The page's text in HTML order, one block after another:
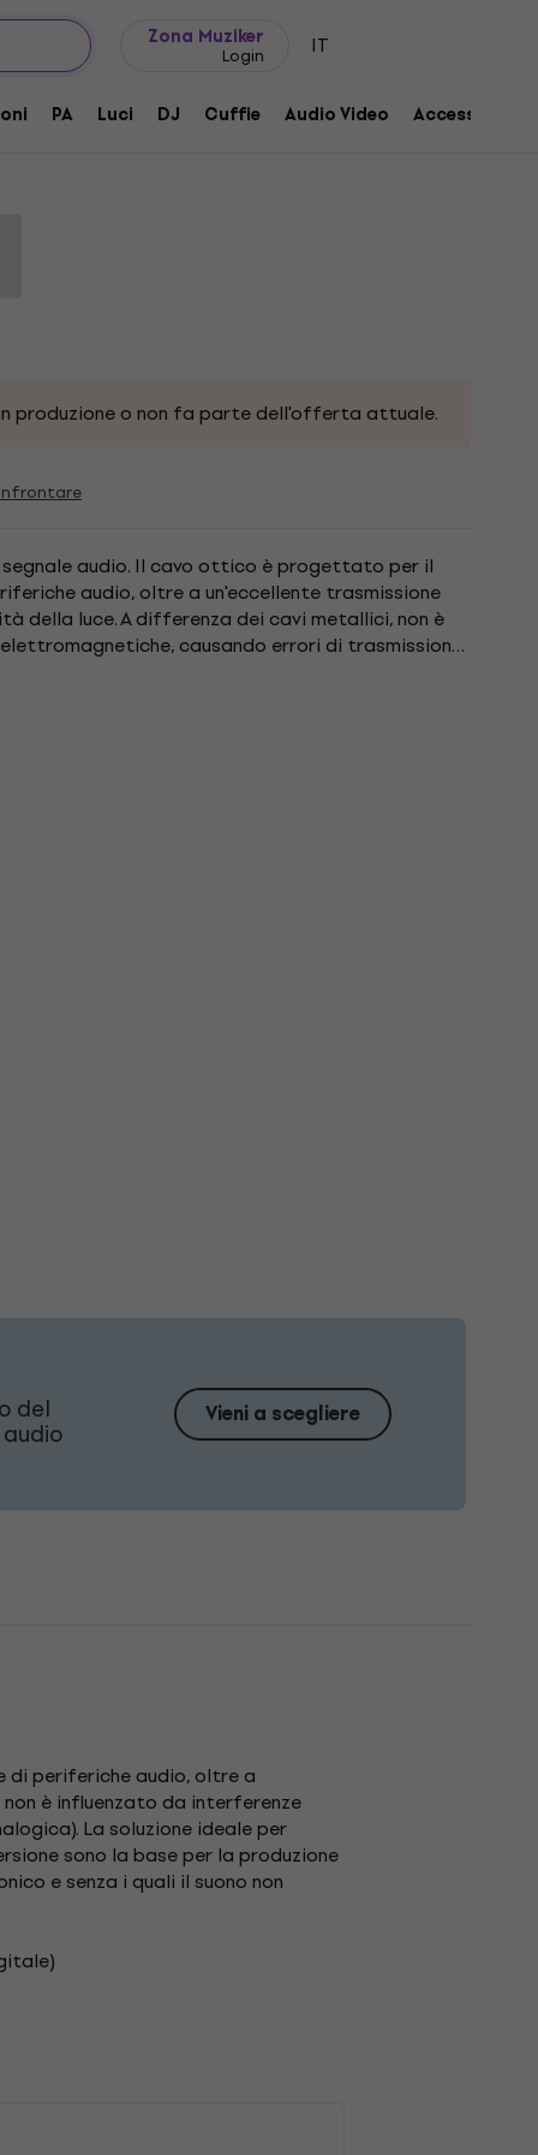
Zona Muziker
Login IT
PA Luci DJ Cuffie Audio Video Accessori
m Nero Cavo ottico Hi-Fi
produzione o non fa parte dell'offerta attuale.
audio. Il cavo ottico è progettato per il
audio, oltre a un'eccellente trasmissione
della luce. A differenza dei cavi metallici, non è
causando errori di trasmissione
del Vieni a scegliere
periferiche audio, oltre a
è influenzato da interferenze
La soluzione ideale per
sono la base per la produzione
e senza i quali il suono non